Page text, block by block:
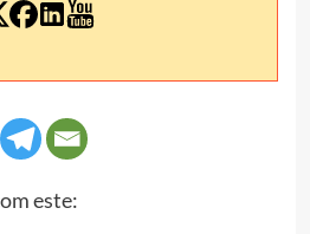
este: